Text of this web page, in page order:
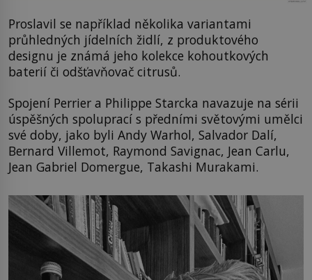
Proslavil se například několika variantami
průhledných jídelních židlí, z produktového
designu je známá jeho kolekce kohoutkových
baterií či odšťavňovač citrusů.
Spojení Perrier a Philippe Starcka navazuje na sérii
úspěšných spoluprací s předními světovými umělci
své doby, jako byli Andy Warhol, Salvador Dalí,
Bernard Villemot, Raymond Savignac, Jean Carlu,
Jean Gabriel Domergue, Takashi Murakami.